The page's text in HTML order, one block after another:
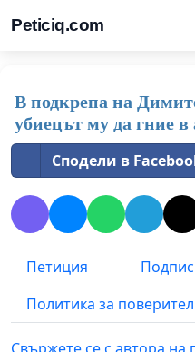
Peticiq.com
В подкрепа на
убиецът му да гние в
Сподели в
Петиция
Политика за